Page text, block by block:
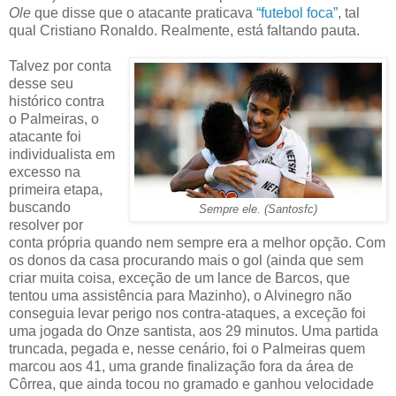
Ole que disse que o atacante praticava “futebol foca”, tal
qual Cristiano Ronaldo. Realmente, está faltando pauta.
Sempre ele. (Santosfc)
Talvez por conta
desse seu
histórico contra
o Palmeiras, o
atacante foi
individualista em
excesso na
primeira etapa,
buscando
resolver por
conta própria quando nem sempre era a melhor opção. Com
os donos da casa procurando mais o gol (ainda que sem
criar muita coisa, exceção de um lance de Barcos, que
tentou uma assistência para Mazinho), o Alvinegro não
conseguia levar perigo nos contra-ataques, a exceção foi
uma jogada do Onze santista, aos 29 minutos. Uma partida
truncada, pegada e, nesse cenário, foi o Palmeiras quem
marcou aos 41, uma grande finalização fora da área de
Côrrea, que ainda tocou no gramado e ganhou velocidade